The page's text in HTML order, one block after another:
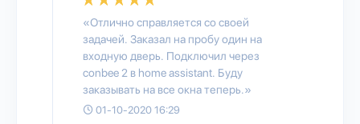
«Отлично справляется со своей
задачей. Заказал на пробу один на
входную дверь. Подключил через
conbee 2 в home assistant. Буду
заказывать на все окна теперь.»
01-10-2020 16:29